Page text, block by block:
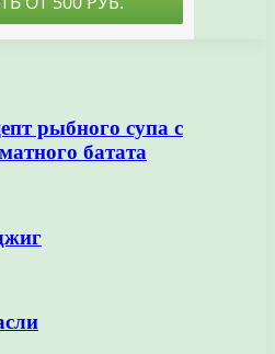
рыбного супа с
батата